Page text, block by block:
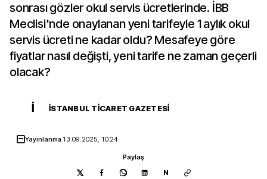
sonrası gözler okul servis ücretlerinde. İBB
Meclisi'nde onaylanan yeni tarifeyle 1 aylık okul
servis ücreti ne kadar oldu? Mesafeye göre
fiyatlar nasıl değişti, yeni tarife ne zaman geçerli
olacak?
İ İSTANBUL TICARET GAZETESI
Yayınlanma 13.09.2025, 10:24
Paylaş
N